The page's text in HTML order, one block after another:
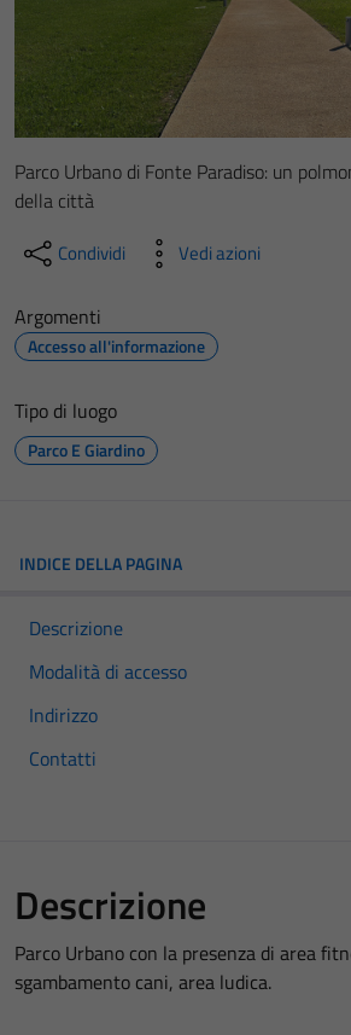
Parco Urbano di Fonte Paradiso: un
della città
Condividi Vedi azioni
Argomenti
Accesso all'informazione
Tipo di luogo
Parco E Giardino
INDICE DELLA PAGINA
Descrizione
Modalità di accesso
Indirizzo
Contatti
Descrizione
Parco Urbano con la presenza di area
sgambamento cani, area ludica.